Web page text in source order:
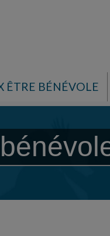
ÊTRE BÉNÉVOLE